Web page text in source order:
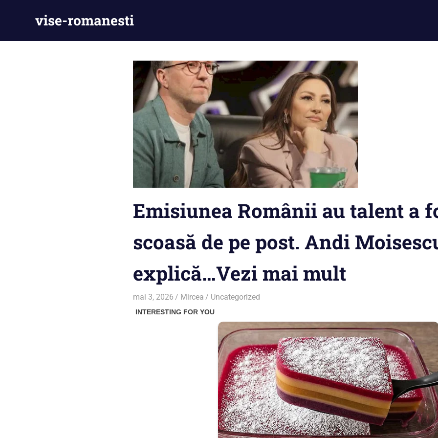
vise-romanesti
Emisiunea Românii au talent a
scoasă de pe post. Andi
explică…Vezi mai mult
mai 3, 2026 Mircea Uncategorized